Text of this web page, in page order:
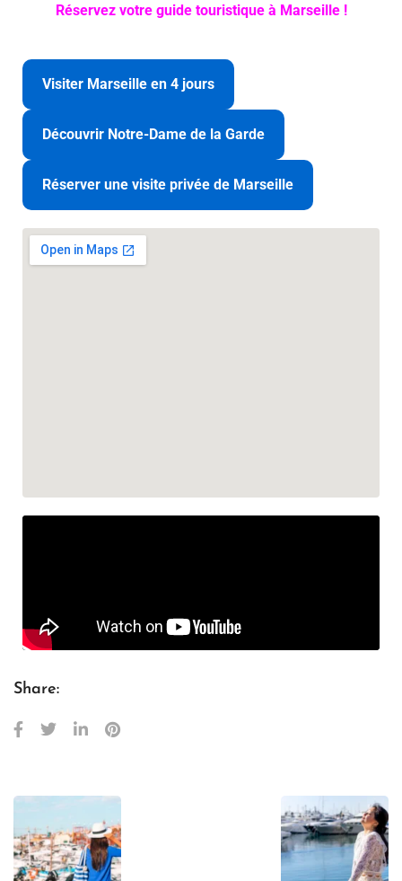
Réservez votre guide touristique à Marseille !
Visiter Marseille en 4 jours
Découvrir Notre-Dame de la Garde
Réserver une visite privée de Marseille
Share: